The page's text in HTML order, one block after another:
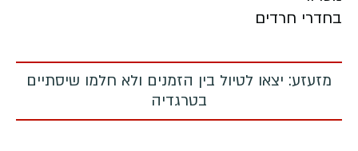
בחדרי חרדים
מזעזע: יצאו לטיול בין הזמנים ולא חלמו שיסתיים
בטרגדיה